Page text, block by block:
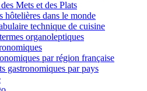
Mets et des Plats
hôtelières dans le monde
technique de cuisine
organoleptiques
par région française
gastronomiques par pays